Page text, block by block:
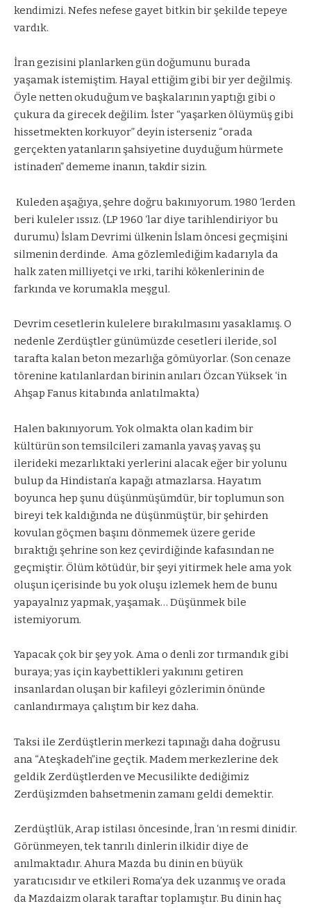
kendimizi. Nefes nefese gayet bitkin bir şekilde tepeye
vardık.
İran gezisini planlarken gün doğumunu burada
yaşamak istemiştim. Hayal ettiğim gibi bir yer değilmiş.
Öyle netten okuduğum ve başkalarının yaptığı gibi o
çukura da girecek değilim. İster “yaşarken ölüymüş gibi
hissetmekten korkuyor” deyin isterseniz “orada
gerçekten yatanların şahsiyetine duyduğum hürmete
istinaden” dememe inanın, takdir sizin.
Kuleden aşağıya, şehre doğru bakınıyorum. 1980 ‘lerden
beri kuleler ıssız. (LP 1960 ‘lar diye tarihlendiriyor bu
durumu) İslam Devrimi ülkenin İslam öncesi geçmişini
silmenin derdinde. Ama gözlemlediğim kadarıyla da
halk zaten milliyetçi ve ırki, tarihi kökenlerinin de
farkında ve korumakla meşgul.
Devrim cesetlerin kulelere bırakılmasını yasaklamış. O
nedenle Zerdüştler günümüzde cesetleri ileride, sol
tarafta kalan beton mezarlığa gömüyorlar. (Son cenaze
törenine katılanlardan birinin anıları Özcan Yüksek ‘in
Ahşap Fanus kitabında anlatılmakta)
Halen bakınıyorum. Yok olmakta olan kadim bir
kültürün son temsilcileri zamanla yavaş yavaş şu
ilerideki mezarlıktaki yerlerini alacak eğer bir yolunu
bulup da Hindistan’a kapağı atmazlarsa. Hayatım
boyunca hep şunu düşünmüşümdür, bir toplumun son
bireyi tek kaldığında ne düşünmüştür, bir şehirden
kovulan göçmen başını dönmemek üzere geride
bıraktığı şehrine son kez çevirdiğinde kafasından ne
geçmiştir. Ölüm kötüdür, bir şeyi yitirmek hele ama yok
oluşun içerisinde bu yok oluşu izlemek hem de bunu
yapayalnız yapmak, yaşamak… Düşünmek bile
istemiyorum.
Yapacak çok bir şey yok. Ama o denli zor tırmandık gibi
buraya; yas için kaybettikleri yakınını getiren
insanlardan oluşan bir kafileyi gözlerimin önünde
canlandırmaya çalıştım bir kez daha.
Taksi ile Zerdüştlerin merkezi tapınağı daha doğrusu
ana “Ateşkadeh”ine geçtik. Madem merkezlerine dek
geldik Zerdüştlerden ve Mecusilikte dediğimiz
Zerdüşizmden bahsetmenin zamanı geldi demektir.
Zerdüştlük, Arap istilası öncesinde, İran ‘ın resmi dinidir.
Görünmeyen, tek tanrılı dinlerin ilkidir diye de
anılmaktadır. Ahura Mazda bu dinin en büyük
yaratıcısıdır ve etkileri Roma’ya dek uzanmış ve orada
da Mazdaizm olarak taraftar toplamıştır. Bu dinin haç